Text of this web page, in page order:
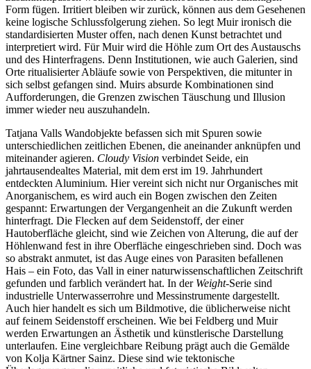
Form fügen. Irritiert bleiben wir zurück, können aus dem Gesehenen
keine logische Schlussfolgerung ziehen. So legt Muir ironisch die
standardisierten Muster offen, nach denen Kunst betrachtet und
interpretiert wird. Für Muir wird die Höhle zum Ort des Austauschs
und des Hinterfragens. Denn Institutionen, wie auch Galerien, sind
Orte ritualisierter Abläufe sowie von Perspektiven, die mitunter in
sich selbst gefangen sind. Muirs absurde Kombinationen sind
Aufforderungen, die Grenzen zwischen Täuschung und Illusion
immer wieder neu auszuhandeln.
Tatjana Valls Wandobjekte befassen sich mit Spuren sowie
unterschiedlichen zeitlichen Ebenen, die aneinander anknüpfen und
miteinander agieren. Cloudy Vision verbindet Seide, ein
jahrtausendealtes Material, mit dem erst im 19. Jahrhundert
entdeckten Aluminium. Hier vereint sich nicht nur Organisches mit
Anorganischem, es wird auch ein Bogen zwischen den Zeiten
gespannt: Erwartungen der Vergangenheit an die Zukunft werden
hinterfragt. Die Flecken auf dem Seidenstoff, der einer
Hautoberfläche gleicht, sind wie Zeichen von Alterung, die auf der
Höhlenwand fest in ihre Oberfläche eingeschrieben sind. Doch was
so abstrakt anmutet, ist das Auge eines von Parasiten befallenen
Hais – ein Foto, das Vall in einer naturwissenschaftlichen Zeitschrift
gefunden und farblich verändert hat. In der Weight-Serie sind
industrielle Unterwasserrohre und Messinstrumente dargestellt.
Auch hier handelt es sich um Bildmotive, die üblicherweise nicht
auf feinem Seidenstoff erscheinen. Wie bei Feldberg und Muir
werden Erwartungen an Ästhetik und künstlerische Darstellung
unterlaufen. Eine vergleichbare Reibung prägt auch die Gemälde
von Kolja Kärtner Sainz. Diese sind wie tektonische